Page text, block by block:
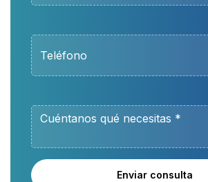
Enviar consulta